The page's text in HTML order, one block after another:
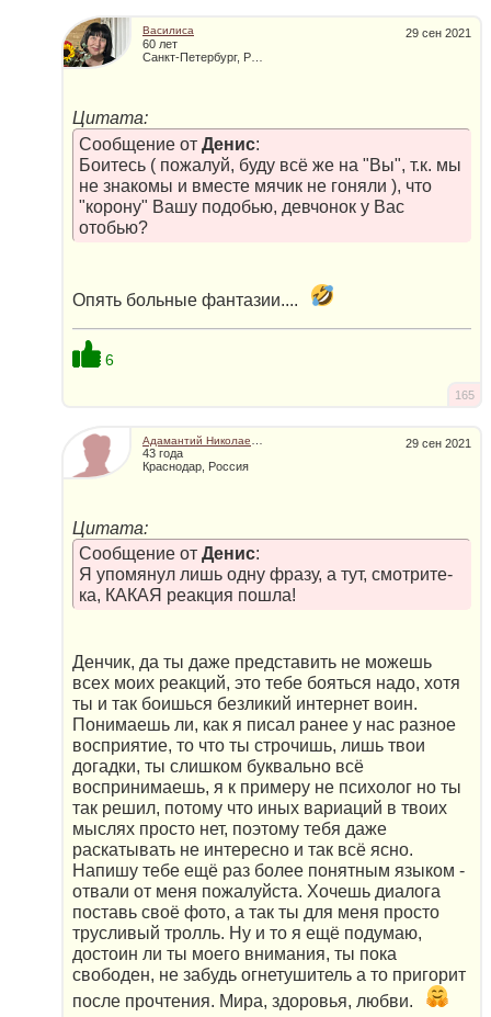
29 сен 2021
Василиса
60 лет
Цитата:
Сообщение от Денис:
Боитесь ( пожалуй, буду всё же на "Вы", т.к. мы
не знакомы и вместе мячик не гоняли ), что
"корону" Вашу подобью, девчонок у Вас
отобью?
Опять больные фантазии....
6
165
29 сен 2021
43 года
Краснодар, Россия
Цитата:
Сообщение от Денис:
Я упомянул лишь одну фразу, а тут, смотрите-
ка, КАКАЯ реакция пошла!
Денчик, да ты даже представить не можешь
всех моих реакций, это тебе бояться надо, хотя
ты и так боишься безликий интернет воин.
Понимаешь ли, как я писал ранее у нас разное
восприятие, то что ты строчишь, лишь твои
догадки, ты слишком буквально всё
воспринимаешь, я к примеру не психолог но ты
так решил, потому что иных вариаций в твоих
мыслях просто нет, поэтому тебя даже
раскатывать не интересно и так всё ясно.
Напишу тебе ещё раз более понятным языком -
отвали от меня пожалуйста. Хочешь диалога
поставь своё фото, а так ты для меня просто
трусливый тролль. Ну и то я ещё подумаю,
достоин ли ты моего внимания, ты пока
свободен, не забудь огнетушитель а то пригорит
после прочтения. Мира, здоровья, любви.